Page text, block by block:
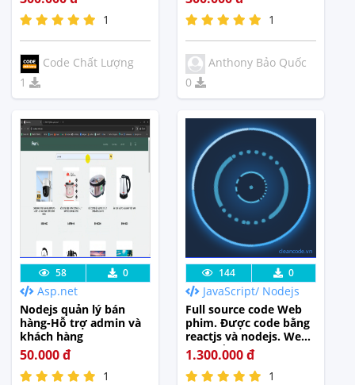
lý HĐLĐ, tính lương
theo luật
1
Code Chất Lượng
1
python )
1
Anthony Bảo Quốc
0
Lưu code Xem Thực
Tế
58 0
Asp.net
Nodejs quản lý bán
hàng-Hỗ trợ admin và
khách hàng
50.000 đ
1
cleancode.vn
Lưu code Xem Thực
Tế
144 0
JavaScript/ Nodejs
Full source code Web
phim. Được code bằng
reactjs và nodejs. Web
phim gồm full các chức
năng như: Tool Cào
phim tự động,gửi mail
1.300.000 đ
1